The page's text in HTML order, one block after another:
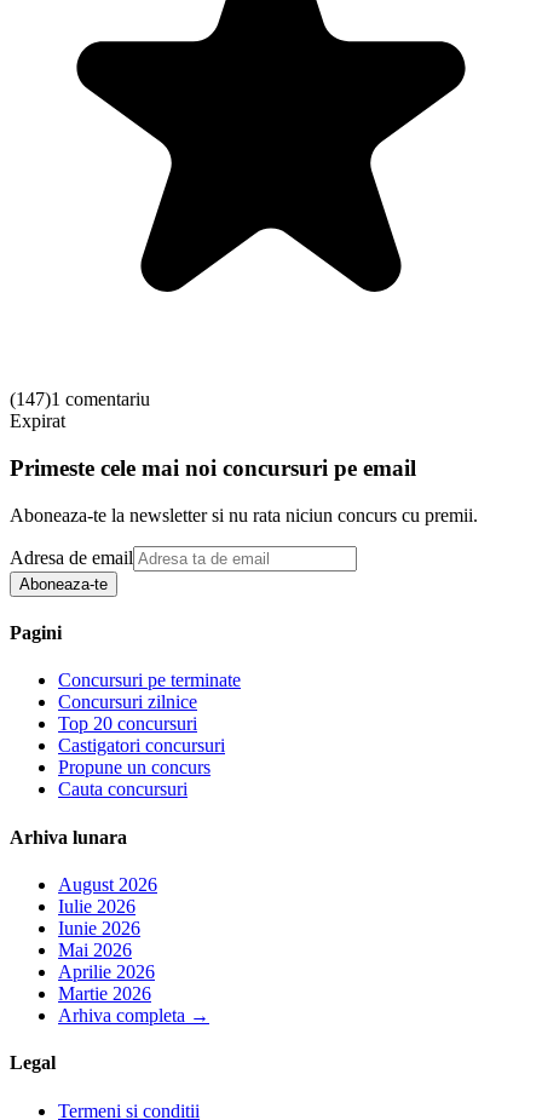
(147)1 comentariu
Expirat
Primeste cele mai noi concursuri pe email
Aboneaza-te la newsletter si nu rata niciun concurs cu premii.
Adresa de email
Aboneaza-te
Pagini
Concursuri pe terminate
Concursuri zilnice
Top 20 concursuri
Castigatori concursuri
Propune un concurs
Cauta concursuri
Arhiva lunara
August 2026
Iulie 2026
Iunie 2026
Mai 2026
Aprilie 2026
Martie 2026
Arhiva completa →
Legal
Termeni si conditii